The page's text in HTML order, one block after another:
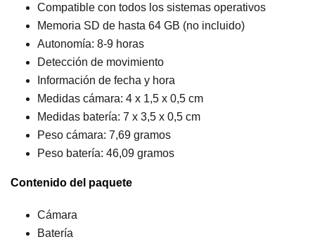
Compatible con todos los sistemas operativos
Memoria SD de hasta 64 GB (no incluido)
Autonomía: 8-9 horas
Detección de movimiento
Información de fecha y hora
Medidas cámara: 4 x 1,5 x 0,5 cm
Medidas batería: 7 x 3,5 x 0,5 cm
Peso cámara: 7,69 gramos
Peso batería: 46,09 gramos
Contenido del paquete
Cámara
Batería